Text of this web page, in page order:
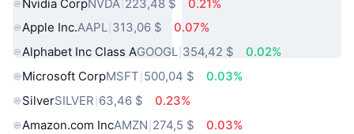
Nvidia CorpNVDA 223,48 $
0.21%
Apple Inc.AAPL 313,06 $
0.07%
Alphabet Inc Class AGOOGL 354,42 $
0.02%
Microsoft CorpMSFT 500,04 $
0.03%
SilverSILVER 63,46 $
0.23%
Amazon.com IncAMZN 274,5 $
0.03%